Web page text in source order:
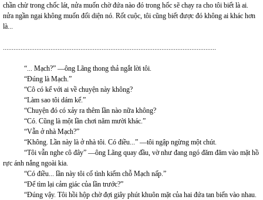
chần chừ trong chốc lát, nửa muốn chờ đứa nào đó trong hốc sẽ chạy ra cho tôi biết là ai.
nửa ngần ngại không muốn đối diện nó. Rốt cuộc, tôi cũng biết được đó không ai khác hơn
là...
.........................................................................................................................
“... Mạch?” —ông Lãng thong thả ngắt lời tôi.
“Đúng là Mạch.”
“Cô có kể với ai về chuyện này không?
“Làm sao tôi dám kể.”
“Chuyện đó có xảy ra thêm lần nào nữa không?
“Có. Cũng là một lần chơi năm mười khác.”
“Vẫn ở nhà Mạch?”
“Không. Lần này là ở nhà tôi. Có điều...” —tôi ngập ngừng một chút.
“Tôi vẫn nghe cô đây” —ông Lãng quay đầu, vờ như đang ngó đăm đăm vào mặt hồ
rực ánh nắng ngoài kia.
“Có điều... lần này tôi cố tình kiếm chỗ Mạch nấp.”
“Để tìm lại cảm giác của lần trước?”
“Đúng vậy. Tôi hồi hộp chờ đợi giây phút khuôn mặt của hai đứa tan biến vào nhau.